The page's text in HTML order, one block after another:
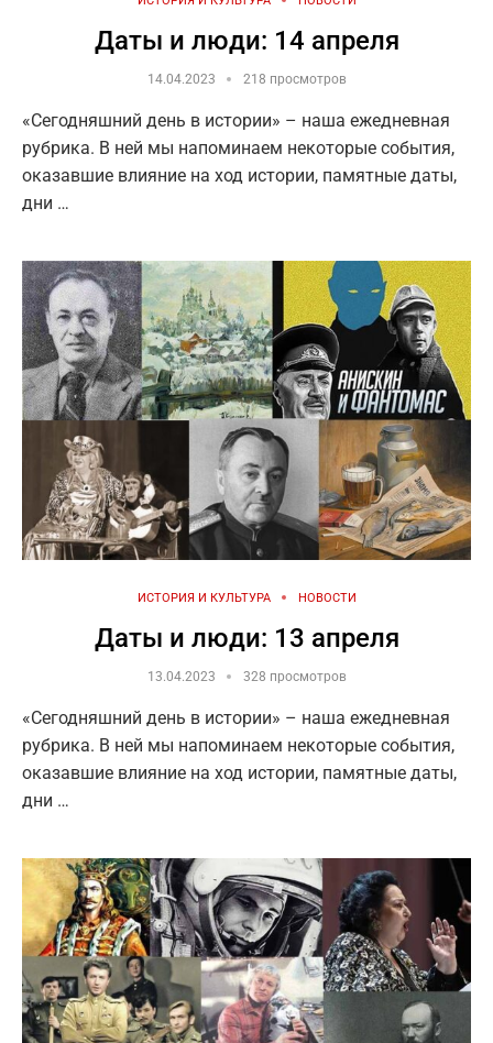
Даты и люди: 14 апреля
14.04.2023 218 просмотров
«Сегодняшний день в истории» – наша ежедневная
рубрика. В ней мы напоминаем некоторые события,
оказавшие влияние на ход истории, памятные даты,
дни …
ИСТОРИЯ И КУЛЬТУРА НОВОСТИ
Даты и люди: 13 апреля
13.04.2023 328 просмотров
«Сегодняшний день в истории» – наша ежедневная
рубрика. В ней мы напоминаем некоторые события,
оказавшие влияние на ход истории, памятные даты,
дни …